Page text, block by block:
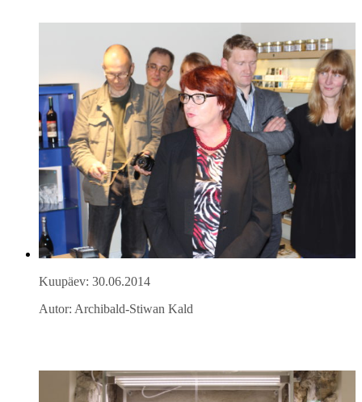
Kuupäev: 30.06.2014
Autor: Archibald-Stiwan Kald